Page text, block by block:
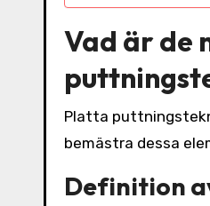
Vad är de
Platta
bemästra dessa
Definition